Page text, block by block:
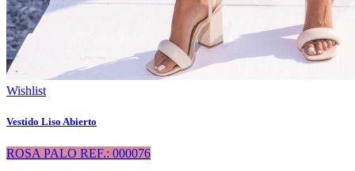
Wishlist
Vestido Liso Abierto
ROSA PALO REF.: 000076